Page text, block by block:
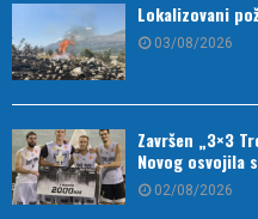
Lokalizovani
03/08/2026
Završen „3×3
Novog
02/08/2026